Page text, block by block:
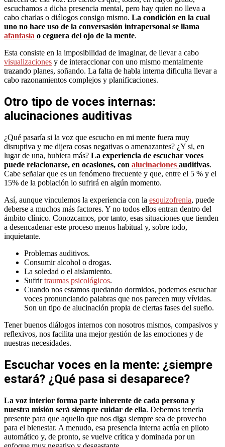
escuchamos a dicha presencia mental, pero hay quien no lleva a
cabo charlas o diálogos consigo mismo. La condición en la cual
uno no hace uso de la conversasión intrapersonal se llama
afantasía o ceguera del ojo de la mente.
Esta consiste en la imposibilidad de imaginar, de llevar a cabo
visualizaciones y de interaccionar con uno mismo mentalmente
trazando planes, soñando. La falta de habla interna dificulta llevar a
cabo razonamientos complejos y planificaciones.
Otro tipo de voces internas:
alucinaciones auditivas
¿Qué pasaría si la voz que escucho en mi mente fuera muy
disruptiva y me dijera cosas negativas o amenazantes? ¿Y si, en
lugar de una, hubiera más? La experiencia de escuchar voces
puede relacionarse, en ocasiones, con alucinaciones auditivas.
Cabe señalar que es un fenómeno frecuente y que, entre el 5 % y el
15% de la población lo sufrirá en algún momento.
Así, aunque vinculemos la experiencia con la esquizofrenia, puede
deberse a muchos más factores. Y no todos ellos entran dentro del
ámbito clínico. Conozcamos, por tanto, esas situaciones que tienden
a desencadenar este proceso menos habitual y, sobre todo,
inquietante.
Problemas auditivos.
Consumir alcohol o drogas.
La soledad o el aislamiento.
Sufrirtraumas psicológicos.
Cuando nos estamos quedando dormidos, podemos escuchar
voces pronunciando palabras que nos parecen muy vívidas.
Son un tipo de alucinación propia de ciertas fases del sueño.
Tener buenos diálogos internos con nosotros mismos, compasivos y
reflexivos, nos facilita una mejor gestión de las emociones y de
nuestras necesidades.
Escuchar voces en la mente: ¿siempre
estará? ¿Qué pasa si desaparece?
La voz interior forma parte inherente de cada persona y
nuestra misión será siempre cuidar de ella. Debemos tenerla
presente para que aquello que nos diga siempre sea de provecho
para el bienestar. A menudo, esa presencia interna actúa en piloto
automático y, de pronto, se vuelve crítica y dominada por un